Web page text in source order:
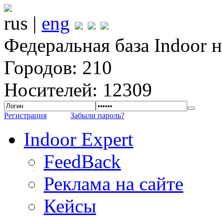
rus | eng
Федеральная база Indoor
Городов: 210
Носителей: 12309
Регистрация Забыли пароль?
Indoor Expert
FeedBack
Реклама на сайте
Кейсы